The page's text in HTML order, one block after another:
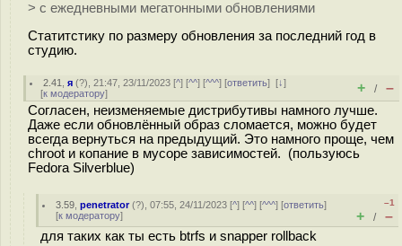
> с ежедневными мегатонными обновлениями
Статитстику по размеру обновления за последний год в
студию.
2.41 ,я (?), 21:47, 23/11/2023 [^] [^^] [^^^] [ответить][↓]
[к модератору] + / –
Согласен, неизменяемые дистрибутивы намного лучше.
Даже если обновлённый образ сломается, можно будет
всегда вернуться на предыдущий. Это намного проще, чем
chroot и копание в мусоре зависимостей. (пользуюсь
Fedora Silverblue)
3.59 ,penetrator(?), 07:55, 24/11/2023 [^] [^^] [^^^] [ответить]
[к модератору]
–1
+ / –
для таких как ты есть btrfs и snapper rollback